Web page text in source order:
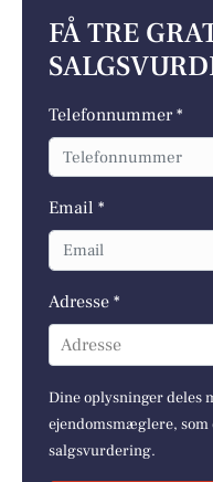
FÅ TRE
Telefonnummer *
Email *
Adresse *
Adresse
Dine oplysninger deles
ejendomsmæglere, som
salgsvurdering.